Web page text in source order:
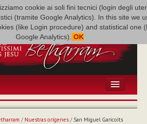
cookie ai soli fini tecnici (login degli
(tramite Google Analytics). In this site we
(like Login procedure) and statistical one
Google Analytics). OK
/ Nuestras orígenes/ San Miguel Garicoïts